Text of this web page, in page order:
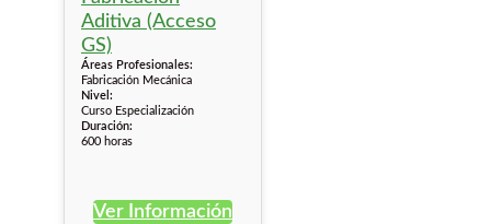
Áreas Profesionales:
Fabricación Mecánica
Nivel:
Curso Especialización
Duración:
600 horas
Ver Información